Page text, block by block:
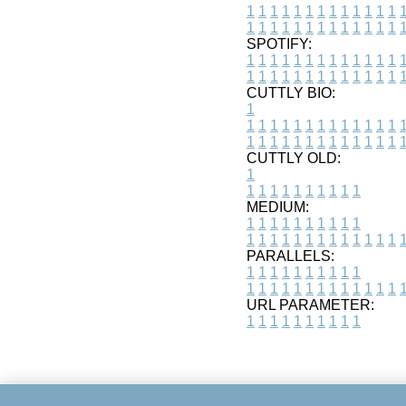
1 1 1 1 1 1 1 1 1 1 1 1 1 1
1 1 1 1 1 1 1 1 1 1 1 1 1 1
SPOTIFY:
1 1 1 1 1 1 1 1 1 1 1 1 1 1
1 1 1 1 1 1 1 1 1 1 1 1 1 1
CUTTLY BIO:
1
1 1 1 1 1 1 1 1 1 1 1 1 1 1
1 1 1 1 1 1 1 1 1 1 1 1 1 1
CUTTLY OLD:
1
1 1 1 1 1 1 1 1 1 1
MEDIUM:
1 1 1 1 1 1 1 1 1 1
1 1 1 1 1 1 1 1 1 1 1 1 1 1
PARALLELS:
1 1 1 1 1 1 1 1 1 1
1 1 1 1 1 1 1 1 1 1 1 1 1 1
URL PARAMETER:
1 1 1 1 1 1 1 1 1 1